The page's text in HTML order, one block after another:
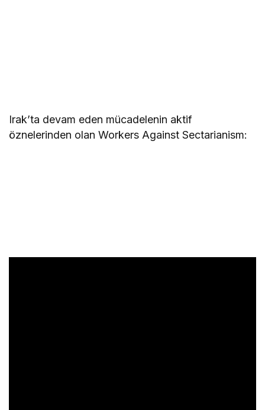
Irak’ta devam eden mücadelenin aktif
öznelerinden olan Workers Against Sectarianism: